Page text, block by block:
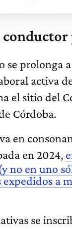
se prolonga
activa
el sitio del
Córdoba.
en
en 2024,
no en uno
expedidos a
se